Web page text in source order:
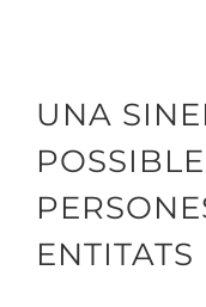
UNA
ENTITATS